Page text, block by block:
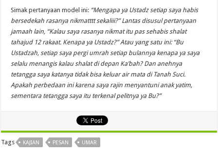
Simak pertanyaan model ini: “Mengapa ya Ustadz setiap saya habis
bersedekah rasanya nikmatttt sekaliii?” Lantas disusul pertanyaan
jamaah lain, “Kalau saya rasanya nikmat itu pas sehabis shalat
tahajud 12 rakaat. Kenapa ya Ustadz?” Atau yang satu ini: “Bu
Ustadzah, setiap saya pergi umrah setiap bulannya kenapa ya saya
selalu menangis kalau shalat di depan Ka’bah? Dan anehnya
tetangga saya katanya tidak bisa keluar air mata di Tanah Suci.
Apakah perbedaan ini karena saya rajin menyantuni anak yatim,
sementara tetangga saya itu terkenal pelitnya ya Bu?”
Tags KAJIAN PESAN UMAR